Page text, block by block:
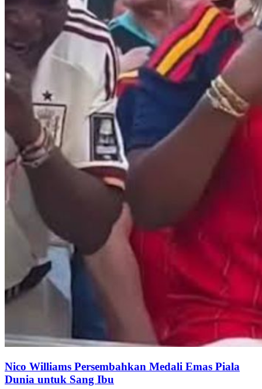
Nico Williams Persembahkan Medali Emas Piala
Dunia untuk Sang Ibu